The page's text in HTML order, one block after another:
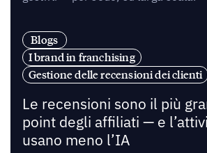
Blogs
I brand in franchising
Gestione delle recensioni dei clienti
Le recensioni sono il più
point degli affiliati — e
usano meno l’IA